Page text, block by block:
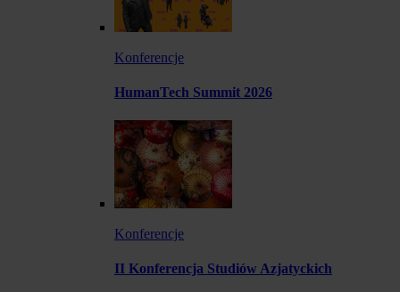
Konferencje
HumanTech Summit 2026
Konferencje
II Konferencja Studiów Azjatyckich